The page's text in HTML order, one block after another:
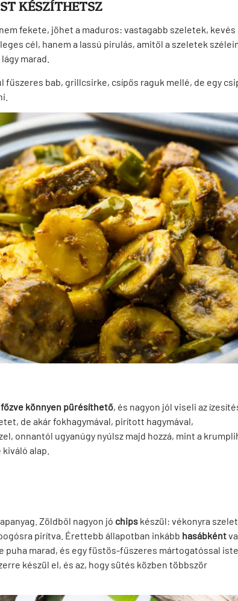
KÉSZÍTHETSZ
fekete, jöhet a maduros: vastagabb szeletek, kevés
cél, hanem a lassú pirulás, amitől a szeletek
marad.
bab, grillcsirke, csípős raguk mellé, de egy
főzve könnyen pürésíthető, és nagyon jól viseli az
de akár fokhagymával, pirított hagymával,
onnantól ugyanúgy nyúlsz majd hozzá, mint a
alap.
Zöldből nagyon jó chips készül: vékonyra
pirítva. Érettebb állapotban inkább hasábként
puha marad, és egy füstös-fűszeres mártogatóssal
készül el, és az, hogy sütés közben többször